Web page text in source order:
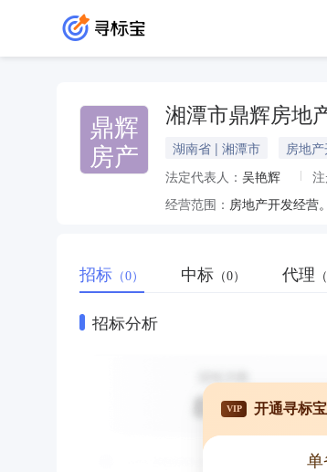
鼎辉
房产
湘潭市鼎辉房地
湖南省 | 湘潭市 房地
法定代表人： 吴艳辉
经营范围： 房地产开发经营
招标 （0） 中标 （0） 代理
招标分析
VIP 开通寻标